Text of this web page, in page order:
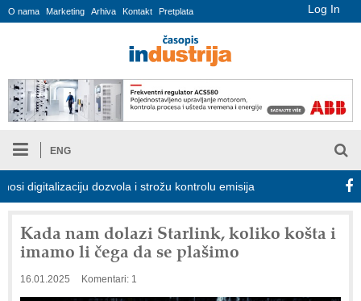
Log In
O nama Marketing Arhiva Kontakt Pretplata
ENG
dozvola i strožu kontrolu emisija Proizvodnja iC7
Kada nam dolazi Starlink, koliko košta i
imamo li čega da se plašimo
16.01.2025 Komentari: 1